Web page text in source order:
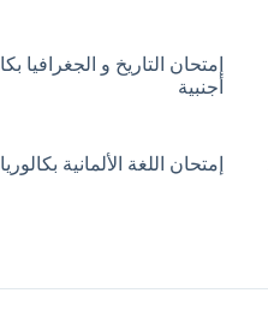
أجنبية
إمتحان اللغة الألمانية بكالوريا 2024 شعبة لغات أجنبية